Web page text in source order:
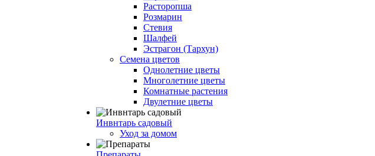
Расторопша
Розмарин
Стевия
Шалфей
Эстрагон (Тархун)
Семена цветов
Однолетние цветы
Многолетние цветы
Комнатные растения
Двулетние цветы
Инвнтарь садовый
Уход за домом